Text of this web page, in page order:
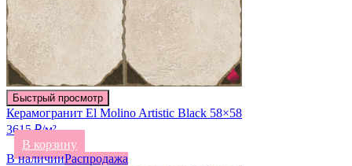
Быстрый просмотр
Керамогранит El Molino Artistic Black 58×58
3615 ₽/м²
В корзину
В наличииРаспродажа